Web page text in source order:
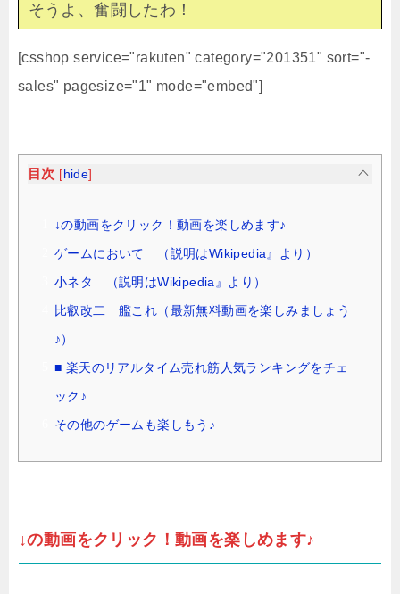
そうよ、奮闘したわ！
[csshop service="rakuten" category="201351" sort="-
sales" pagesize="1" mode="embed"]
目次 [ hide]
↓の動画をクリック！動画を楽しめます♪
ゲームにおいて （説明はWikipedia』より）
小ネタ （説明はWikipedia』より）
比叡改二 艦これ（最新無料動画を楽しみましょう
♪）
■ 楽天のリアルタイム売れ筋人気ランキングをチェ
ック♪
その他のゲームも楽しもう♪
↓の動画をクリック！動画を楽しめます♪